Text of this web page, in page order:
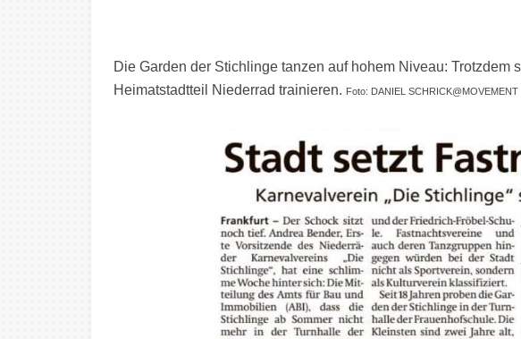
Die Garden der Stichlinge tanzen auf hohem Niveau:
Heimatstadtteil Niederrad trainieren. Foto: DANIEL